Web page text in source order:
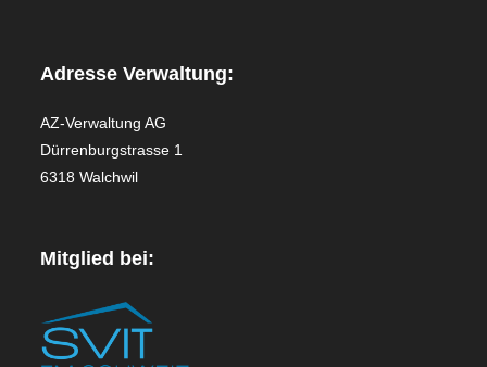
Adresse Verwaltung:
AZ-Verwaltung AG
Dürrenburgstrasse 1
6318 Walchwil
Mitglied bei: